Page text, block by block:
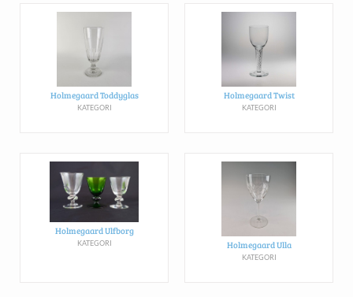
Holmegaard Toddyglas
KATEGORI
Holmegaard Twist
KATEGORI
Holmegaard Ulfborg
KATEGORI Holmegaard Ulla
KATEGORI